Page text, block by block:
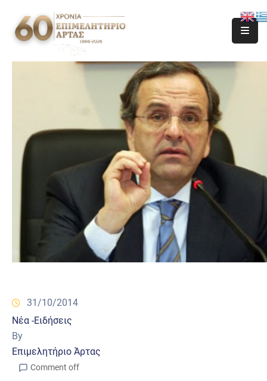
31/10/2014
Νέα -Ειδήσεις
By
Επιμελητήριο Άρτας
Comment off